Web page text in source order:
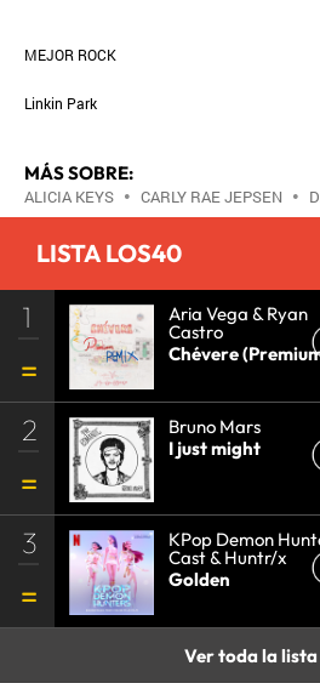
MEJOR ROCK
Linkin Park
MÁS SOBRE:
ALICIA KEYS • CARLY RAE JEPSEN •
KANYE WEST•LANA DEL REY
DIRECTION•PITBULL•PSY •RITA
TAYLOR SWIFT• THE KILLERS
HOUSTON•BOY BAND
MÚSICA•
LISTA LOS40
1 Aria Vega & Ryan
Castro
Chévere
2
Bruno Mars
I just might
3 KPop Demon
Cast & Huntr/x
Golden
Ver toda la lista